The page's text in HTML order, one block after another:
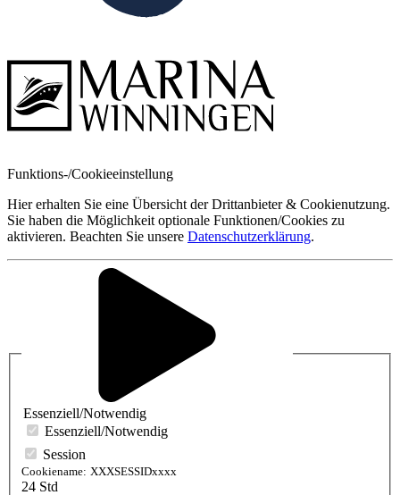
Funktions-/Cookieeinstellung
Hier erhalten Sie eine Übersicht der Drittanbieter & Cookienutzung.
Sie haben die Möglichkeit optionale Funktionen/Cookies zu
aktivieren. Beachten Sie unsere Datenschutzerklärung.
Essenziell/Notwendig
Essenziell/Notwendig
Session
Cookiename: XXXSESSIDxxxx
24 Std